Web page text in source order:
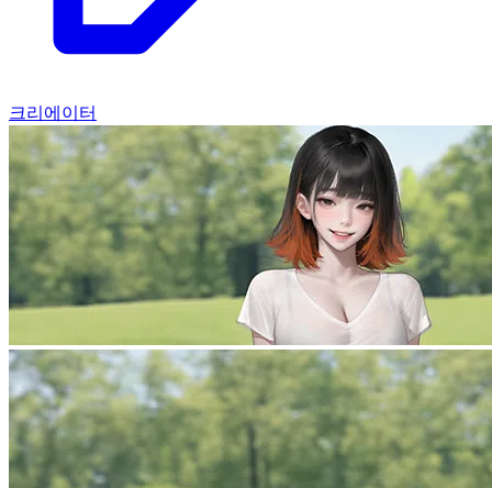
크리에이터